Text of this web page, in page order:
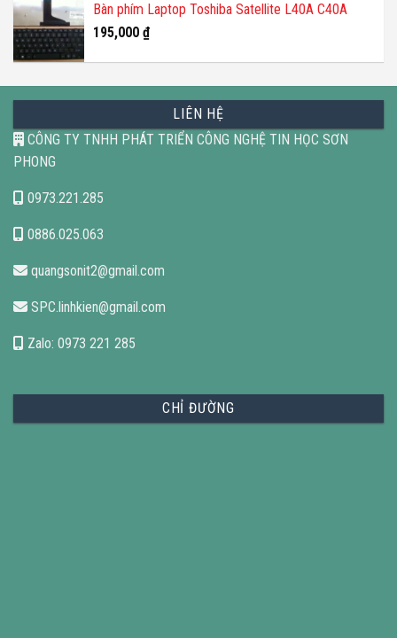
280,000 ₫.là:
Bàn phím Laptop Toshiba Satellite L40A C40A
195,000 ₫
LIÊN HỆ
CÔNG TY TNHH PHÁT TRIỂN CÔNG NGHỆ TIN HỌC SƠN
PHONG
0973.221.285
0886.025.063
quangsonit2@gmail.com
SPC.linhkien@gmail.com
Zalo: 0973 221 285
CHỈ ĐƯỜNG